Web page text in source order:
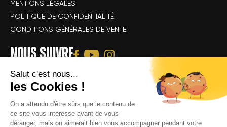
MENTIONS LÉGALES
POLITIQUE DE CONFIDENTIALITÉ
CONDITIONS GÉNÉRALES DE VENTE
NOUS SUIVRE
Tous droits réservés Alsace Velo Passion © -Achat & location de vélos
Salut c'est nous...
les Cookies !
On a attendu d'être sûrs que le contenu de
ce site vous intéresse avant de vous
déranger, mais on aimerait bien vous accompagner pendant votre